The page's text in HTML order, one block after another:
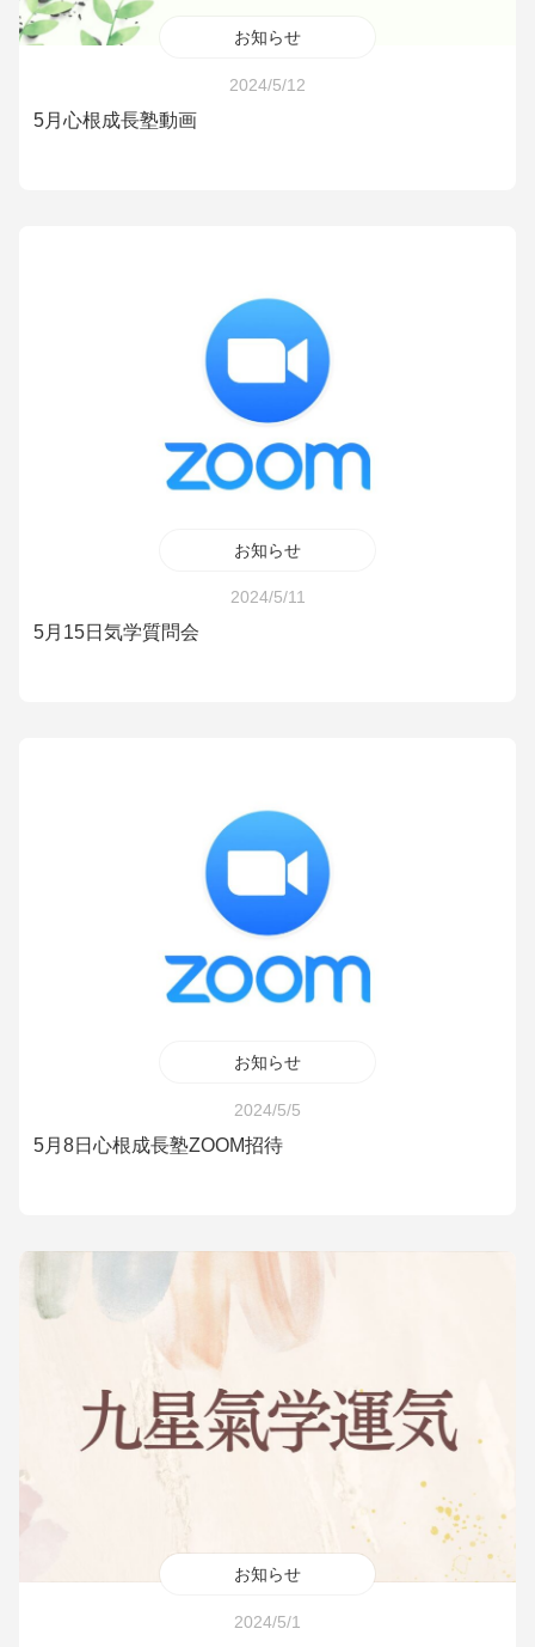
お知らせ
2024/5/12
5月心根成長塾動画
お知らせ
2024/5/11
5月15日気学質問会
お知らせ
2024/5/5
5月8日心根成長塾ZOOM招待
お知らせ
2024/5/1